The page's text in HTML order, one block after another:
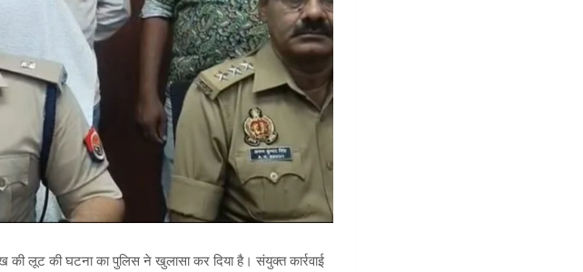
की लूट की घटना का पुलिस ने खुलासा कर दिया है। संयुक्त कार्रवाई